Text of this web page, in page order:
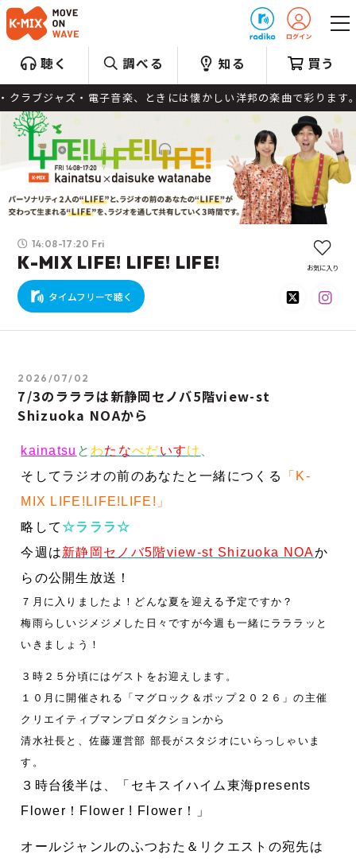
聴く 調べる 知る 買う
・電子音楽、ときには懐かしい洋邦の楽曲で彩ります。
14:08-17:20 Fri
K-MIX LIFE! LIFE! LIFE!
タイムフリーで聴く
お気に入り
2026/07/02
7/3のラララは新静岡セノバ5階view-st
Shizuoka NOAから
kainatsu と わた なべだいすけ
そしてラジオの前のあなたと一緒につくる
「K-
MIX LIFE!LIFE!LIFE!」
略して☆ラララ☆
今週は新静岡セノバ5階view-st Shizuoka NOAか
らの公開生放送！
７月に入りましたよ！どんな夏を迎える予定ですか？
梅雨らしいジメジメした日々ですが今週も一緒にラララッと
いきましょう！
３時２５分頃にはゲストをお迎えします。
１０月に開催される「マグロック＆ポップ２０２６」の主催
クリエイティブマンプロダクションから
清水社長と、佐藤運営部 部長がスタジオにいらっしゃいま
す。
３時台後半は、「セキスイハイム東海presents
Flower！Flower ! Flower！」
オールジャンルのふつおた＆リクエストの宛先は